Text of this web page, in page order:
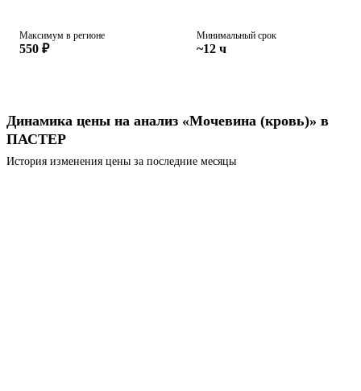
Максимум в регионе
550 ₽
Минимальный срок
~12 ч
Динамика цены на анализ «Мочевина (кровь)» в
ПАСТЕР
История изменения цены за последние месяцы